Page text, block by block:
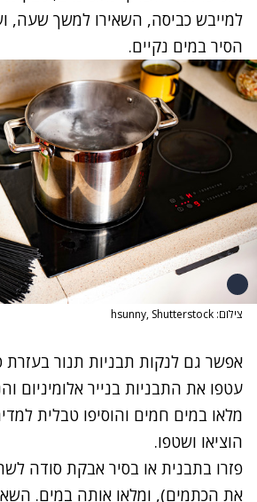
למייבש כביסה, השאירו למשך שעה,
הסיר במים נקיים.
צילום: hsunny, Shutterstock
אפשר גם לנקות תבניות תנור בעזרת
עטפו את התבניות בנייר אלומיניום
מלאו במים חמים והוסיפו טבלית
הוציאו ושטפו.
נתקלנו בבעיה
נסה שוב
פזרו בתבנית או בסיר אבקת סודה
את הכתמים), ומלאו אותה במים.